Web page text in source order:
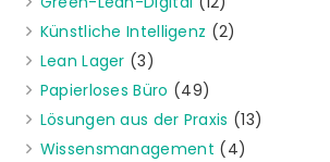
Künstliche Intelligenz (2)
Lean Lager (3)
Papierloses Büro (49)
Lösungen aus der Praxis (13)
Wissensmanagement (4)